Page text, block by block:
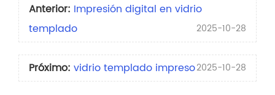
Anterior: Impresión digital en vidrio
templado
2025-10-28
Próximo: vidrio templado impreso2025-10-28